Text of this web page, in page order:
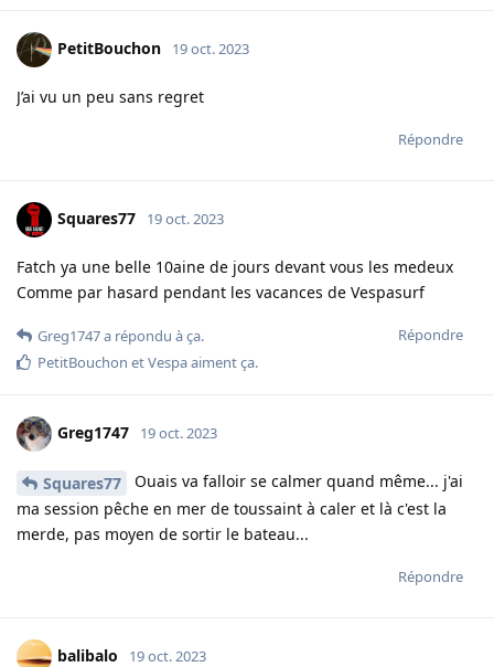
PetitBouchon 19 oct. 2023
J’ai vu un peu sans regret
Répondre
Squares77 19 oct. 2023
Fatch ya une belle 10aine de jours devant vous les medeux
Comme par hasard pendant les vacances de Vespasurf
Répondre
Greg1747a répondu à ça.
PetitBouchon etVespaaiment ça.
Greg1747 19 oct. 2023
Squares77
Ouais va falloir se calmer quand même... j'ai
ma session pêche en mer de toussaint à caler et là c'est la
merde, pas moyen de sortir le bateau...
Répondre
balibalo 19 oct. 2023